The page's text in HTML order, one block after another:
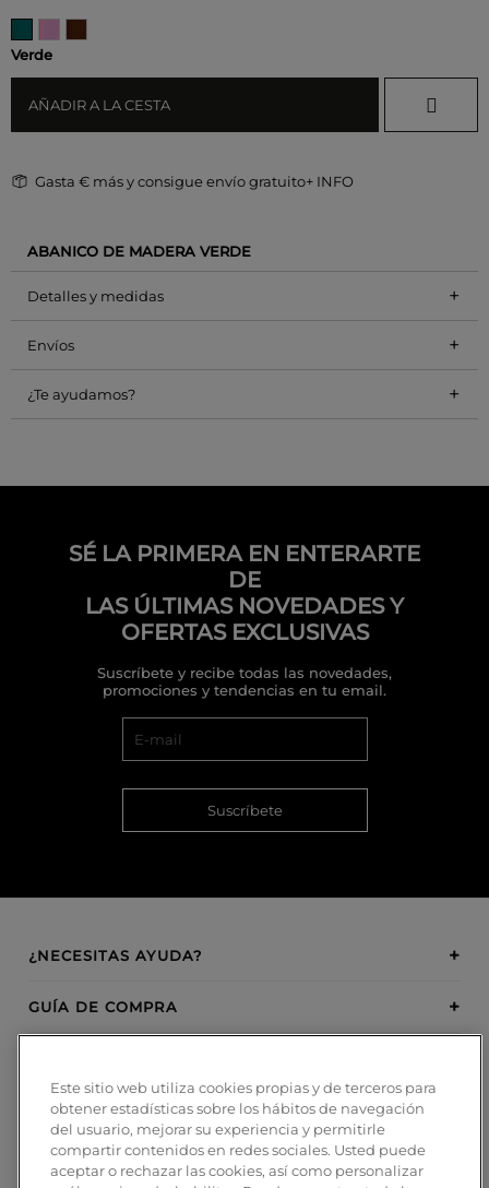
Verde
AÑADIR A LA CESTA
Gasta € más y consigue envío gratuito+ INFO
ABANICO DE MADERA VERDE
Detalles y medidas +
Envíos +
¿Te ayudamos? +
SÉ LA PRIMERA EN ENTERARTE
DE
LAS ÚLTIMAS NOVEDADES Y
OFERTAS EXCLUSIVAS
Suscríbete y recibe todas las novedades,
promociones y tendencias en tu email.
Suscríbete
¿NECESITAS AYUDA?
GUÍA DE COMPRA
INSPIRATION
MÉTODOS DE PAGO
Este sitio web utiliza cookies propias y de terceros para
obtener estadísticas sobre los hábitos de navegación
del usuario, mejorar su experiencia y permitirle
compartir contenidos en redes sociales. Usted puede
aceptar o rechazar las cookies, así como personalizar